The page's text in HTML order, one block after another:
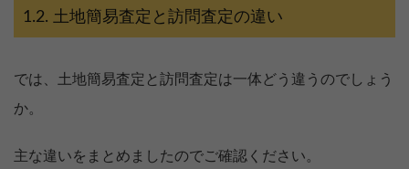
土地簡易査定と訪問査定の違い
では、土地簡易査定と訪問査定は一体どう違うのでしょう
か。
主な違いをまとめましたのでご確認ください。